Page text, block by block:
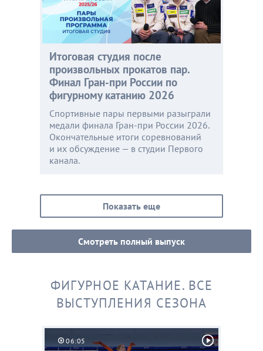
Итоговая студия после
произвольных прокатов пар.
Финал Гран-при России по
фигурному катанию 2026
Спортивные пары первыми разыграли
медали финала Гран-при России 2026.
Окончательные итоги соревнований
и их обсуждение — в студии Первого
канала.
Показать еще
Смотреть полный выпуск
ФИГУРНОЕ КАТАНИЕ. ВСЕ
ВЫСТУПЛЕНИЯ СЕЗОНА
06:05